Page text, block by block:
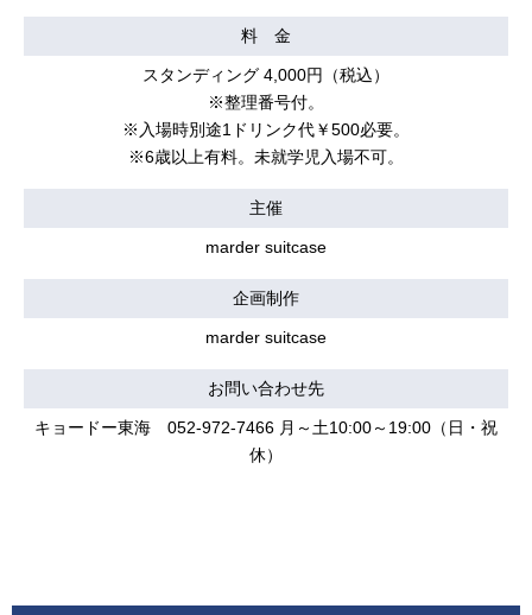
料 金
スタンディング 4,000円（税込）
※整理番号付。
※入場時別途1ドリンク代￥500必要。
※6歳以上有料。未就学児入場不可。
主催
marder suitcase
企画制作
marder suitcase
お問い合わせ先
キョードー東海 052-972-7466 月～土10:00～19:00（日・祝
休）